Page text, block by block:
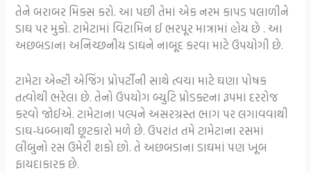
તેને બરાબર મિક્સ કરો. આ પછી તેમાં એક નરમ કાપડ પલાળીને
ડાઘ પર મુકો. ટામેટામાં વિટામિન ઈ ભરપૂર માત્રામાં હોય છે . આ
અછબડાના અનિચ્છનીય ડાઘને નાબૂદ કરવા માટે ઉપયોગી છે.
ટામેટા એન્ટી એજિંગ પ્રોપર્ટીની સાથે ત્વચા માટે ઘણા પોષક
તત્વોથી ભરેલા છે. તેનો ઉપયોગ બ્યુટિ પ્રોડક્ટના રૂપમાં દરરોજ
કરવો જોઈએ. ટામેટાના પલ્પને અસરગ્રસ્ત ભાગ પર લગાવવાથી
ડાઘ-ધબ્બાથી છૂટકારો મળે છે. ઉપરાંત તમે ટામેટાના રસમાં
લીંબુનો રસ ઉમેરી શકો છો. તે અછબડાના ડાઘમાં પણ ખૂબ
ફાયદાકારક છે.